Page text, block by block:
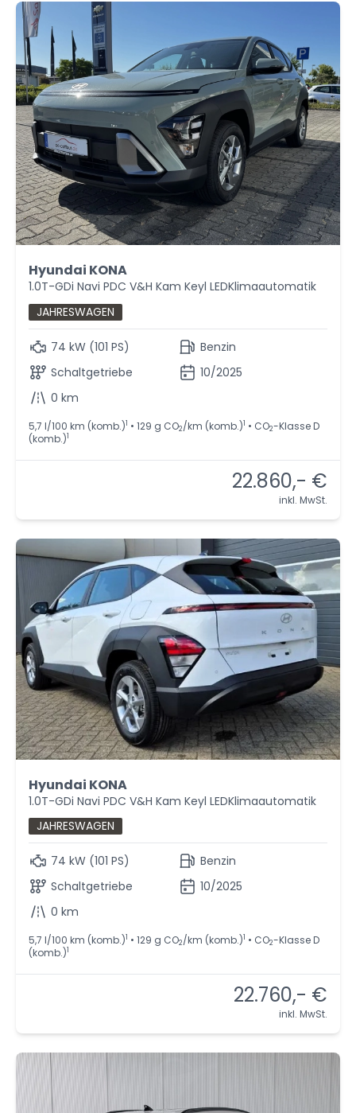
Hyundai KONA
1.0T-GDi Navi PDC V&H Kam Keyl LEDKlimaautomatik
JAHRESWAGEN
74 kW (101 PS)
Schaltgetriebe
0 km
Benzin
10/2025
5,7 l/100 km (komb.)1 • 129 g CO2/km (komb.)1 • CO2-Klasse D
(komb.)1
22.860,- €
inkl. MwSt.
Hyundai KONA
1.0T-GDi Navi PDC V&H Kam Keyl LEDKlimaautomatik
JAHRESWAGEN
74 kW (101 PS)
Schaltgetriebe
0 km
Benzin
10/2025
5,7 l/100 km (komb.)1 • 129 g CO2/km (komb.)1 • CO2-Klasse D
(komb.)1
22.760,- €
inkl. MwSt.